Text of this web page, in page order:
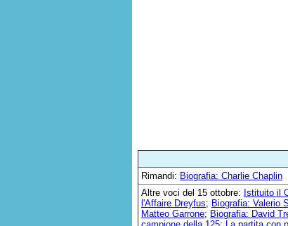
Rimandi: Biografia: Charlie Chaplin
Altre voci del 15 ottobre: Istituito il
l'Affaire Dreyfus; Biografia: Valerio
Matteo Garrone; Biografia: David